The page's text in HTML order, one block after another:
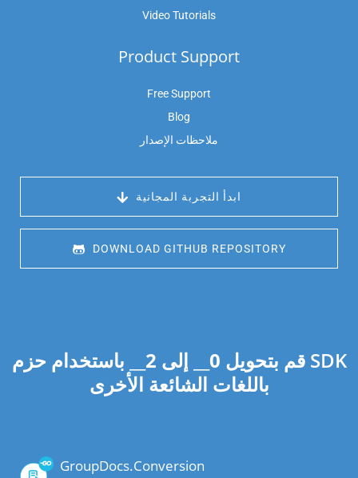
Video Tutorials
Product Support
Free Support
Blog
ملاحظات الإصدار
ابدأ التجربة المجانية
DOWNLOAD GITHUB REPOSITORY
قم بتحويل 0 __ إلى 2 __ باستخدام حزم SDK
باللغات الشائعة الأخرى
GroupDocs.Conversion